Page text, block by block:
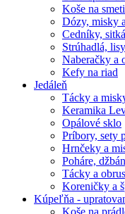
Koše na
Dózy, misky
Cedníky,
Strúhadlá,
Naberačky a
Kefy na riad
Jedáleň
Tácky a
Keramika
Opálové sklo
Príbory, sety
Hrnčeky a
Poháre,
Tácky a
Koreničky a
Kúpeľňa -
Koše na